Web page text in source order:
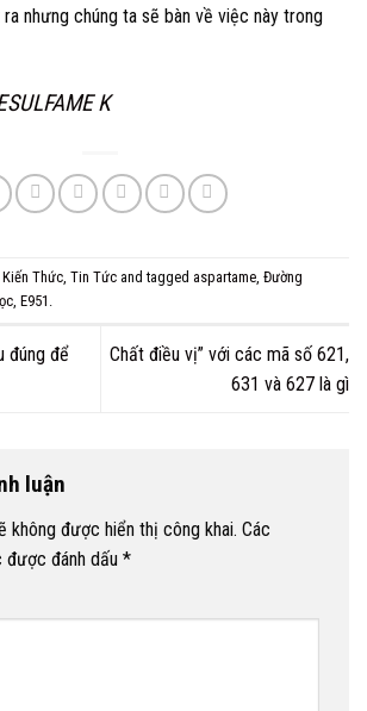
nhưng chúng ta sẽ bàn về việc này trong
K
Kiến Thức, Tin Tức and tagged aspartame, Đường
, E951 .
đúng để
Chất điều vị” với các mã số 621,
631 và 627 là gì
luận
không được hiển thị công khai. Các
đánh dấu *